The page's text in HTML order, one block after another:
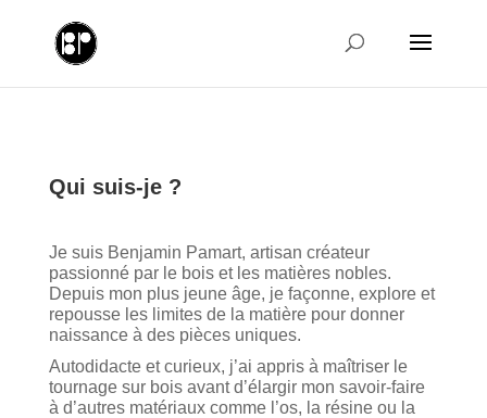
Qui suis-je ?
Je suis Benjamin Pamart, artisan créateur
passionné par le bois et les matières nobles.
Depuis mon plus jeune âge, je façonne, explore et
repousse les limites de la matière pour donner
naissance à des pièces uniques.
Autodidacte et curieux, j’ai appris à maîtriser le
tournage sur bois avant d’élargir mon savoir-faire
à d’autres matériaux comme l’os, la résine ou la